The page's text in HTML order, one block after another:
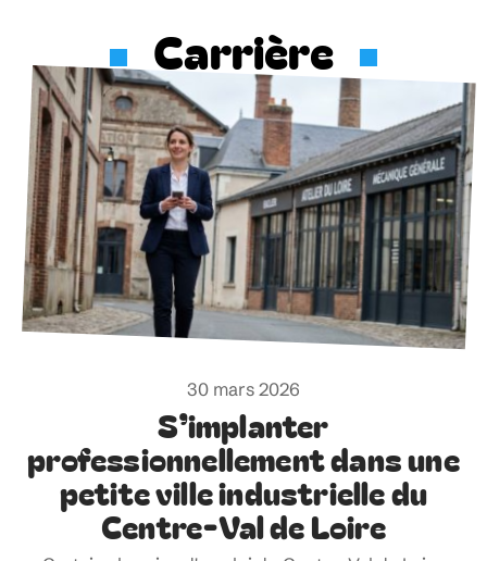
Carrière
30 mars 2026
S’implanter
professionnellement dans une
petite ville industrielle du
Centre-Val de Loire